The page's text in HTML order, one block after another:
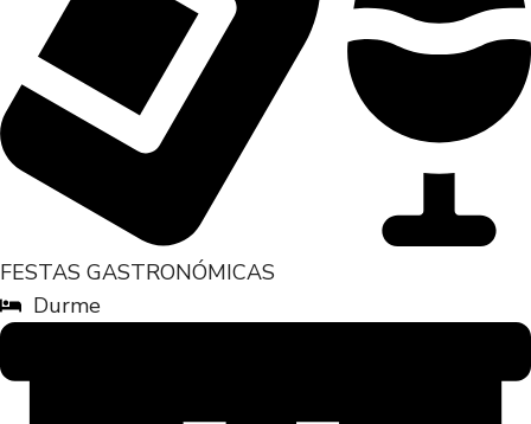
FESTAS GASTRONÓMICAS
Durme